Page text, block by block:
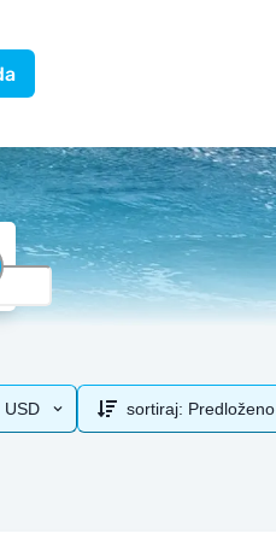
USD sortiraj: Predloženo